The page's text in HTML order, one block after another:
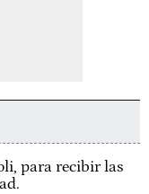
para recibir las